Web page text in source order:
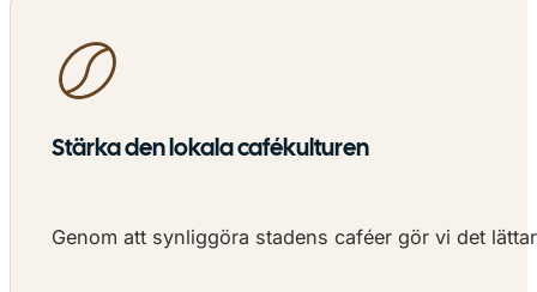
Stärka den lokala cafékulturen
Genom att synliggöra stadens caféer gör vi det